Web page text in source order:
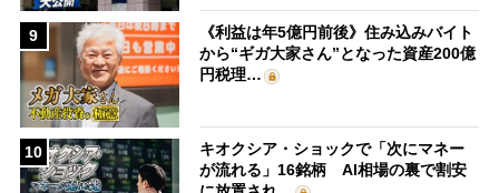
9
《利益は年5億円前後》住み込みバイト
から“ギガ大家さん”となった資産200億
円税理…
10
キオクシア・ショックで「次にマネー
が流れる」16銘柄 AI相場の裏で割安